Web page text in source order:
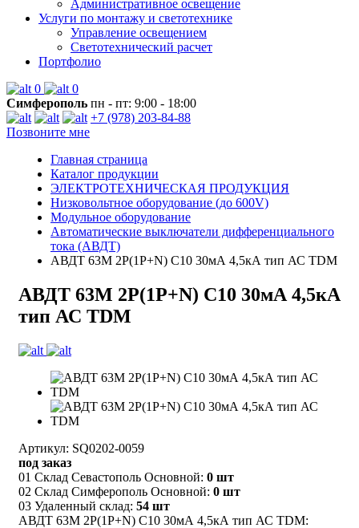
Административное освещение
Услуги по монтажу и светотехнике
Управление освещением
Светотехнический расчет
Портфолио
0
0
Симферополь пн - пт: 9:00 - 18:00
+7 (978) 203-84-88
Позвоните мне
Главная страница
Каталог продукции
ЭЛЕКТРОТЕХНИЧЕСКАЯ ПРОДУКЦИЯ
Низковольтное оборудование (до 600V)
Модульное оборудование
Автоматические выключатели дифференциального
тока (АВДТ)
АВДТ 63М 2P(1P+N) C10 30мА 4,5кА тип АС TDM
АВДТ 63М 2P(1P+N) C10 30мА 4,5кА
тип АС TDM
Артикул: SQ0202-0059
под заказ
01 Склад Севастополь Основной: 0 шт
02 Склад Симферополь Основной: 0 шт
03 Удаленный склад: 54 шт
АВДТ 63М 2P(1P+N) C10 30мА 4,5кА тип АС TDM: